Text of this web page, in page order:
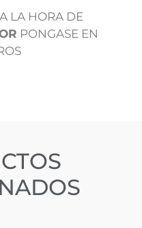
LA HORA DE
PONGASE EN